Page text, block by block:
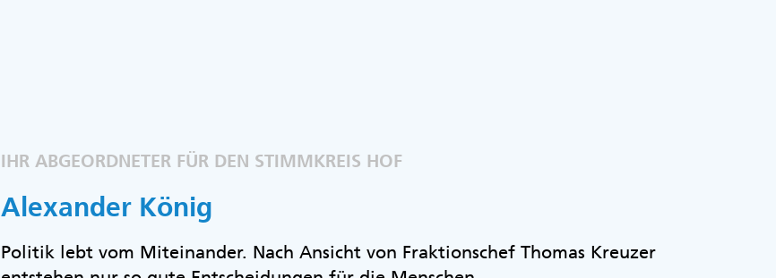
IHR ABGEORDNETER FÜR DEN STIMMKREIS HOF
Alexander König
Politik lebt vom Miteinander. Nach Ansicht von Fraktionschef Thomas Kreuzer